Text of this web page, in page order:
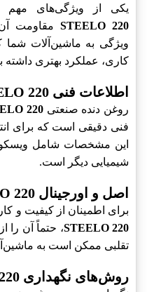
یکی از ویژگی‌های مهم
STEELO 220 مقاومت
ویژگی به ماشین‌آلات
کاری، عملکرد بهتری داشته
اطلاعات فنی LUKOIL STEELO 220
روغن دنده صنعتی220
فنی دقیقی است که برای
این مشخصات شامل
شیمیایی دیگر است.
اصل و اورجینال LUKOIL STEELO 220
برای اطمینان از کیفیت و
STEELO 220، حتماً آن را
تقلبی ممکن است به
روش‌های نگهداری LUKOIL STEELO 220